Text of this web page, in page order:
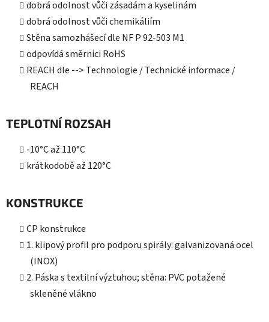
dobrá odolnost vůči zásadám a kyselinám
dobrá odolnost vůči chemikáliím
Stěna samozhášecí dle NF P 92-503 M1
odpovídá směrnici RoHS
REACH dle --> Technologie / Technické informace /
REACH
TEPLOTNÍ ROZSAH
-10°C až 110°C
krátkodobě až 120°C
KONSTRUKCE
CP konstrukce
1. klipový profil pro podporu spirály: galvanizovaná ocel
(INOX)
2. Páska s textilní výztuhou; stěna: PVC potažené
skleněné vlákno